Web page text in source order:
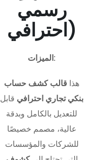
رسمي
احترافي)
الميزات:
هذا قالب كشف حساب
بنكي تجاري احترافي قابل
للتعديل بالكامل وبدقة
عالية، مصمم خصيصًا
للشركات والمؤسسات